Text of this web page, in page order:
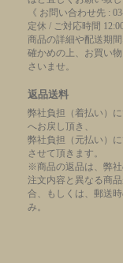
《 お問い合わせ先 :
定休 / ご対応時間
商品の詳細や配送期
確かめの上、お買い
さいませ。
返品送料
弊社負担（着払い）
へお戻し頂き、
弊社負担（元払い）
させて頂きます。
※商品の返品は、弊
注文内容と異なる商
合、もしくは、郵送
み。